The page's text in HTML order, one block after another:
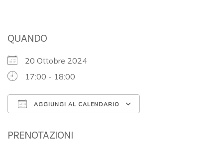
QUANDO
20 Ottobre 2024
17:00 - 18:00
AGGIUNGI AL CALENDARIO
PRENOTAZIONI